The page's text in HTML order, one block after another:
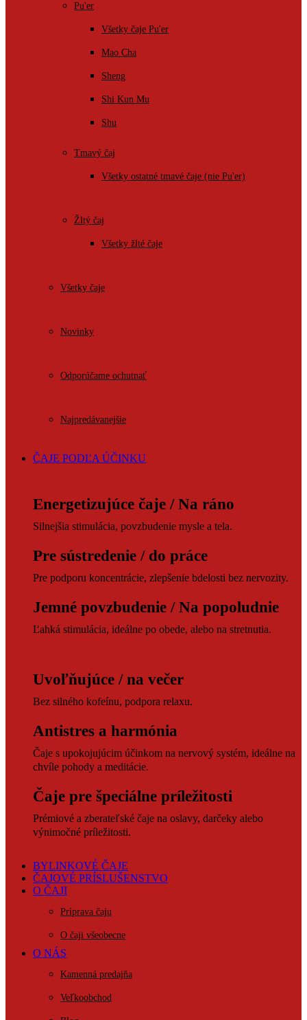
Pu'er
Všetky čaje Pu'er
Mao Cha
Sheng
Shi Kun Mu
Shu
Tmavý čaj
Všetky ostatné tmavé čaje (nie Pu'er)
Žltý čaj
Všetky žlté čaje
Všetky čaje
Novinky
Odporúčame ochutnať
Najpredávanejšie
ČAJE PODĽA ÚČINKU
Energetizujúce čaje / Na ráno
Silnejšia stimulácia, povzbudenie mysle a tela.
Pre sústredenie / do práce
Pre podporu koncentrácie, zlepšenie bdelosti bez nervozity.
Jemné povzbudenie / Na popoludnie
Ľahká stimulácia, ideálne po obede, alebo na stretnutia.
Uvoľňujúce / na večer
Bez silného kofeínu, podpora relaxu.
Antistres a harmónia
Čaje s upokojujúcim účinkom na nervový systém, ideálne na
chvíle pohody a meditácie.
Čaje pre špeciálne príležitosti
Prémiové a zberateľské čaje na oslavy, darčeky alebo
výnimočné príležitosti.
BYLINKOVÉ ČAJE
ČAJOVÉ PRÍSLUŠENSTVO
O ČAJI
Príprava čaju
O čaji všeobecne
O NÁS
Kamenná predajňa
Veľkoobchod